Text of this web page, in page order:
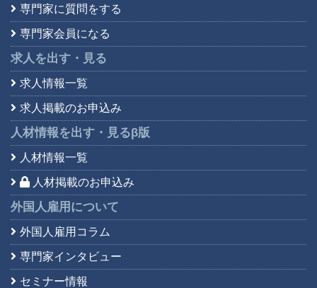
専門家に質問をする
専門家会員になる
求人を出す・見る
求人情報一覧
求人掲載のお申込み
人材情報を出す・見るβ版
人材情報一覧
人材掲載のお申込み
外国人雇用について
外国人雇用コラム
専門家インタビュー
セミナー情報